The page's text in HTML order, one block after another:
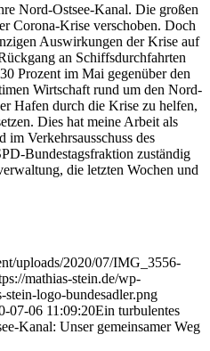
Nord-Ostsee-Kanal. Die großen
Corona-Krise verschoben. Doch
Auswirkungen der Krise auf
an Schiffsdurchfahrten
Prozent im Mai gegenüber den
Wirtschaft rund um den Nord-
Hafen durch die Krise zu helfen,
Dies hat meine Arbeit als
Verkehrsausschuss des
Bundestagsfraktion zuständig
die letzten Wochen und
uploads/2020/07/IMG_3556-
mathias-stein.de/wp-
stein-logo-bundesadler.png
07-06 11:09:20Ein turbulentes
Kanal: Unser gemeinsamer Weg